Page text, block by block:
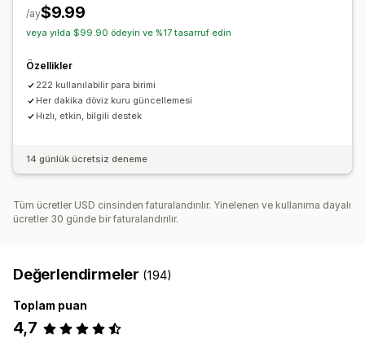
$9.99
/ay
veya yılda $99.90 ödeyin ve %17 tasarruf edin
Özellikler
222 kullanılabilir para birimi
Her dakika döviz kuru güncellemesi
Hızlı, etkin, bilgili destek
14 günlük ücretsiz deneme
Tüm ücretler USD cinsinden faturalandırılır. Yinelenen ve kullanıma dayalı
ücretler 30 günde bir faturalandırılır.
Değerlendirmeler (194)
Toplam puan
4,7